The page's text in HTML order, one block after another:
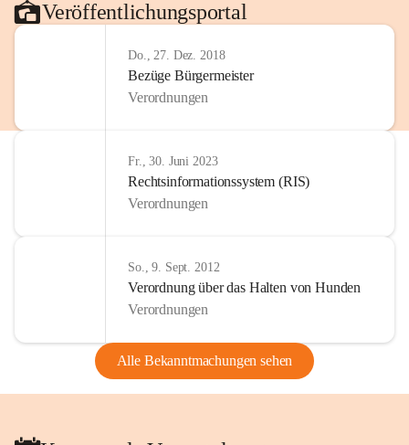
Veröffentlichungsportal
Do., 27. Dez. 2018
Bezüge Bürgermeister
Verordnungen
Fr., 30. Juni 2023
Rechtsinformationssystem (RIS)
Verordnungen
So., 9. Sept. 2012
Verordnung über das Halten von Hunden
Verordnungen
Alle Bekanntmachungen sehen